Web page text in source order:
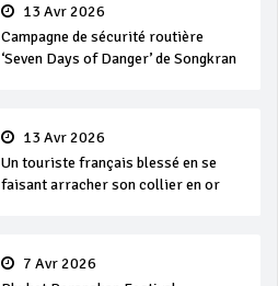
13 Avr 2026
Campagne de sécurité routière
‘Seven Days of Danger’ de Songkran
13 Avr 2026
Un touriste français blessé en se
faisant arracher son collier en or
7 Avr 2026